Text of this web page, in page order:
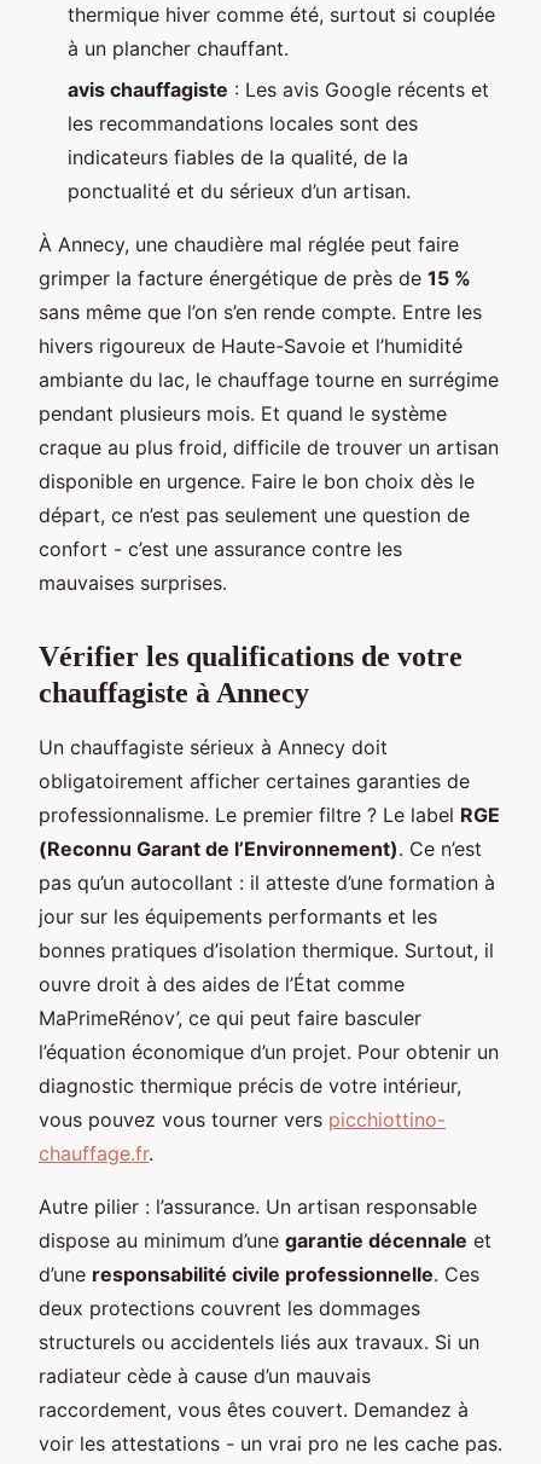
thermique hiver comme été, surtout si couplée
à un plancher chauffant.
avis chauffagiste : Les avis Google récents et
les recommandations locales sont des
indicateurs fiables de la qualité, de la
ponctualité et du sérieux d’un artisan.
À Annecy, une chaudière mal réglée peut faire
grimper la facture énergétique de près de 15 %
sans même que l’on s’en rende compte. Entre les
hivers rigoureux de Haute-Savoie et l’humidité
ambiante du lac, le chauffage tourne en surrégime
pendant plusieurs mois. Et quand le système
craque au plus froid, difficile de trouver un artisan
disponible en urgence. Faire le bon choix dès le
départ, ce n’est pas seulement une question de
confort - c’est une assurance contre les
mauvaises surprises.
Vérifier les qualifications de votre
chauffagiste à Annecy
Un chauffagiste sérieux à Annecy doit
obligatoirement afficher certaines garanties de
professionnalisme. Le premier filtre ? Le label RGE
(Reconnu Garant de l’Environnement). Ce n’est
pas qu’un autocollant : il atteste d’une formation à
jour sur les équipements performants et les
bonnes pratiques d’isolation thermique. Surtout, il
ouvre droit à des aides de l’État comme
MaPrimeRénov’, ce qui peut faire basculer
l’équation économique d’un projet. Pour obtenir un
diagnostic thermique précis de votre intérieur,
vous pouvez vous tourner vers picchiottino-
chauffage.fr.
Autre pilier : l’assurance. Un artisan responsable
dispose au minimum d’une garantie décennale et
d’une responsabilité civile professionnelle. Ces
deux protections couvrent les dommages
structurels ou accidentels liés aux travaux. Si un
radiateur cède à cause d’un mauvais
raccordement, vous êtes couvert. Demandez à
voir les attestations - un vrai pro ne les cache pas.